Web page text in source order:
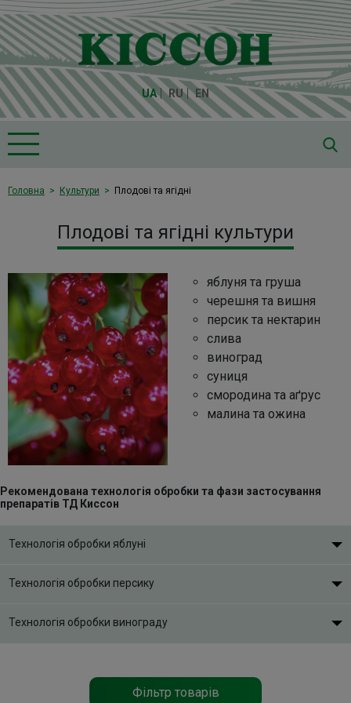
UA RU EN
Головна
Продукція
Культури
Медіа
Партнери
Контакти
Головна Культури Плодові та ягідні
Плодові та ягідні культури
яблуня та груша
черешня та вишня
персик та нектарин
слива
виноград
суниця
смородина та аґрус
малина та ожина
Рекомендована технологія обробки та фази застосування
препаратів ТД Киссон
Технологія обробки яблуні
Технологія обробки персику
Технологія обробки винограду
Фільтр товарів